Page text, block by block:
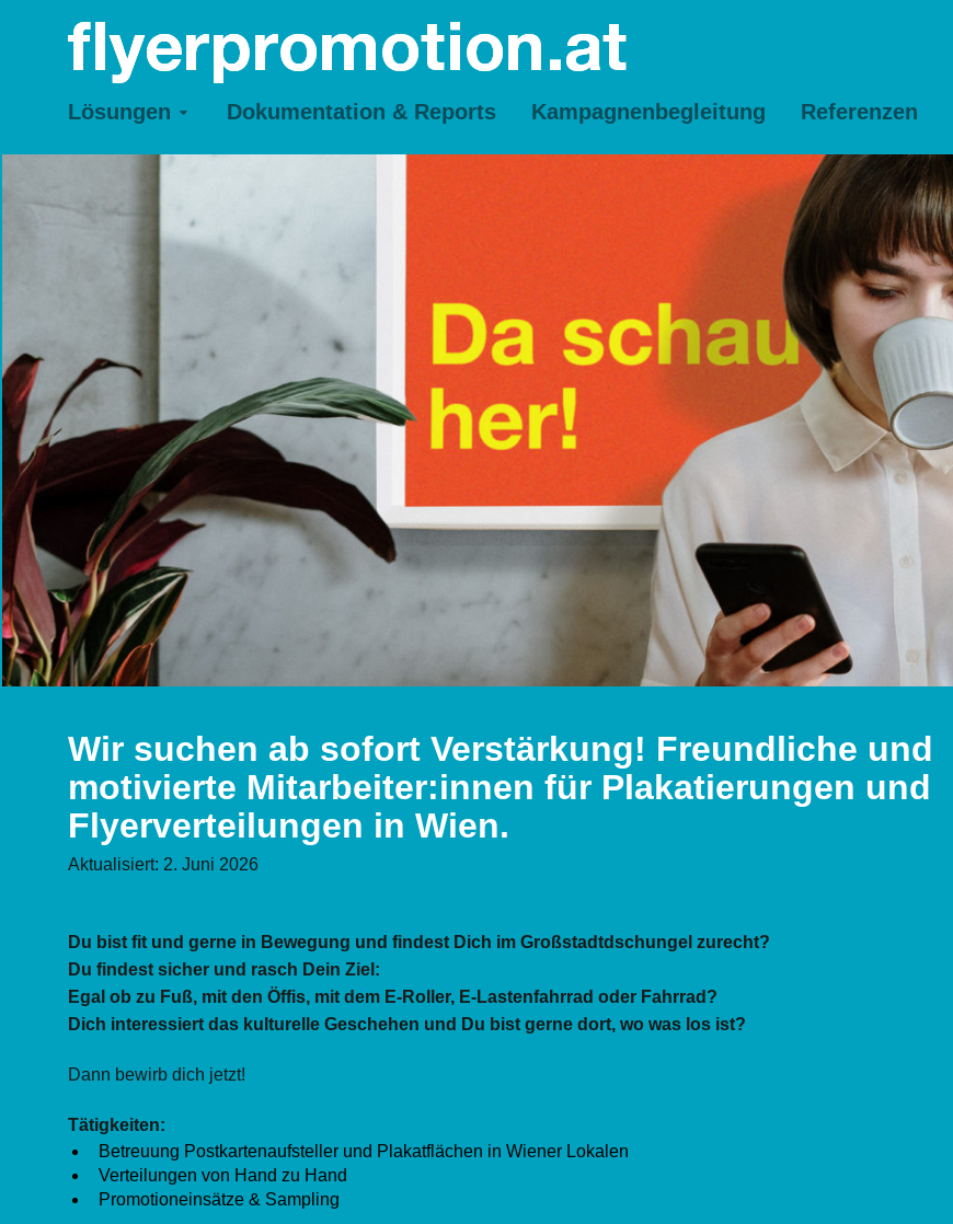
Lösungen Dokumentation & Reports Kampagnenbegleitung Referenzen
Wir suchen ab sofort Verstärkung! Freundliche und
motivierte Mitarbeiter:innenfür Plakatierungen und
Flyerverteilungen in Wien.
Aktualisiert: 2. Juni 2026
Du bist fit und gerne in Bewegung und findest Dich im Großstadtdschungel zurecht?
Du findest sicher und rasch Dein Ziel:
Egal ob zu Fuß, mit den Öffis, mit dem E-Roller, E-Lastenfahrrad oder Fahrrad?
Dich interessiert das kulturelle Geschehen und Du bist gerne dort, wo was los ist?
Dann bewirb dich jetzt!
Tätigkeiten:
Betreuung Postkartenaufsteller und Plakatflächen in Wiener Lokalen
Verteilungen von Hand zu Hand
Promotioneinsätze & Sampling